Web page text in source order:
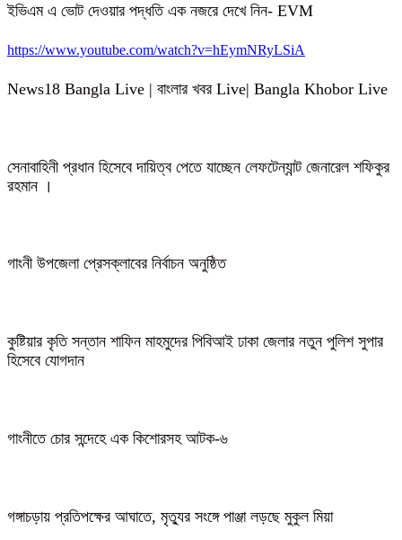
ইভিএম এ ভোট দেওয়ার পদ্ধতি এক নজরে দেখে নিন- EVM
https://www.youtube.com/watch?v=hEymNRyLSiA
News18 Bangla Live | বাংলার খবর Live| Bangla Khobor Live
সেনাবাহিনী প্রধান হিসেবে দায়িত্ব পেতে যাচ্ছেন লেফটেন্যান্ট জেনারেল শফিকুর
রহমান ।
গাংনী উপজেলা প্রেসক্লাবের নির্বাচন অনুষ্ঠিত
কুষ্টিয়ার কৃতি সন্তান শাফিন মাহমুদের পিবিআই ঢাকা জেলার নতুন পুলিশ সুপার
হিসেবে যোগদান
গাংনীতে চোর সন্দেহে এক কিশোরসহ আটক-৬
গঙ্গাচড়ায় প্রতিপক্ষের আঘাতে, মৃত্যুর সংঙ্গে পাঞ্জা লড়ছে মুকুল মিয়া